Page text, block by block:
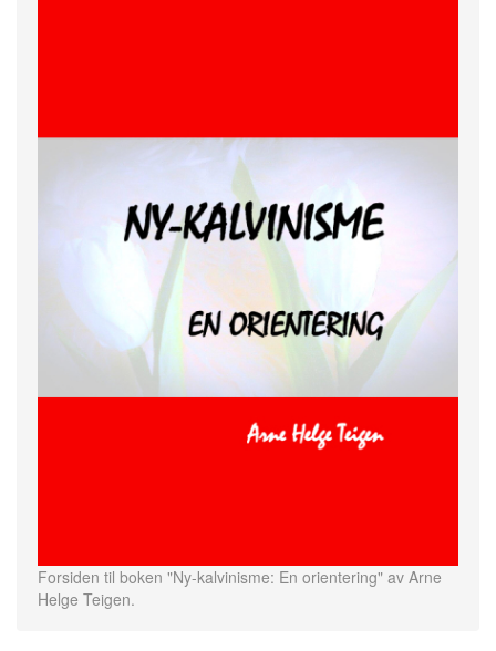
Forsiden til boken "Ny-kalvinisme: En orientering" av Arne
Helge Teigen.